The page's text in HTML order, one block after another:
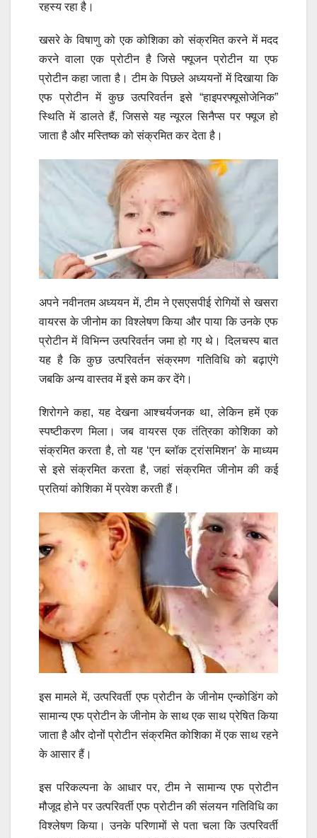
रहस्य रहा है।
खसरे के विषाणु को एक कोशिका को संक्रमित करने में मदद
करने वाला एक प्रोटीन है जिसे फ्यूजन प्रोटीन या एफ
प्रोटीन कहा जाता है। टीम के पिछले अध्ययनों में दिखाया कि
एफ प्रोटीन में कुछ उत्परिवर्तन इसे “हाइपरफ्यूसोजेनिक”
स्थिति में डालते हैं, जिससे यह न्यूरल सिनैप्स पर फ्यूज हो
जाता है और मस्तिष्क को संक्रमित कर देता है।
अपने नवीनतम अध्ययन में, टीम ने एसएसपीई रोगियों से खसरा
वायरस के जीनोम का विश्लेषण किया और पाया कि उनके एफ
प्रोटीन में विभिन्न उत्परिवर्तन जमा हो गए थे। दिलचस्प बात
यह है कि कुछ उत्परिवर्तन संक्रमण गतिविधि को बढ़ाएंगे
जबकि अन्य वास्तव में इसे कम कर देंगे।
शिरोगने कहा, यह देखना आश्चर्यजनक था, लेकिन हमें एक
स्पष्टीकरण मिला। जब वायरस एक तंत्रिका कोशिका को
संक्रमित करता है, तो यह ‘एन ब्लॉक ट्रांसमिशन’ के माध्यम
से इसे संक्रमित करता है, जहां संक्रमित जीनोम की कई
प्रतियां कोशिका में प्रवेश करती हैं।
इस मामले में, उत्परिवर्ती एफ प्रोटीन के जीनोम एन्कोडिंग को
सामान्य एफ प्रोटीन के जीनोम के साथ एक साथ प्रेषित किया
जाता है और दोनों प्रोटीन संक्रमित कोशिका में एक साथ रहने
के आसार हैं।
इस परिकल्पना के आधार पर, टीम ने सामान्य एफ प्रोटीन
मौजूद होने पर उत्परिवर्ती एफ प्रोटीन की संलयन गतिविधि का
विश्लेषण किया। उनके परिणामों से पता चला कि उत्परिवर्ती